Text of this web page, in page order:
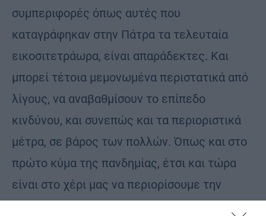
συμπεριφορές όπως αυτές που
καταγράφηκαν στην Πάτρα τα τελευταία
εικοσιτετράωρα, είναι απαράδεκτες. Και
μπορεί τέτοια μεμονωμένα περιστατικά από
λίγους, να αναβαθμίσουν το επίπεδο
κινδύνου, και συνεπώς και τα περιοριστικά
μέτρα, σε βάρος των πολλών. Όπως και στο
πρώτο κύμα της πανδημίας, έτσι και τώρα
είναι στο χέρι μας να περιορίσουμε την